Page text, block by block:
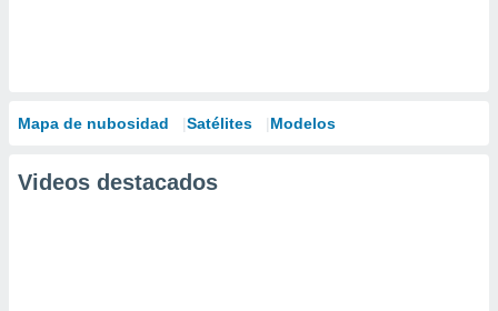
Mapa de nubosidad Satélites Modelos
Videos destacados